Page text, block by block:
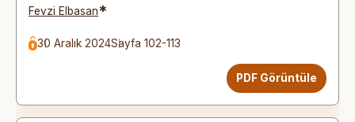
Fevzi Elbasan*
30 Aralık 2024Sayfa 102-113
PDF Görüntüle